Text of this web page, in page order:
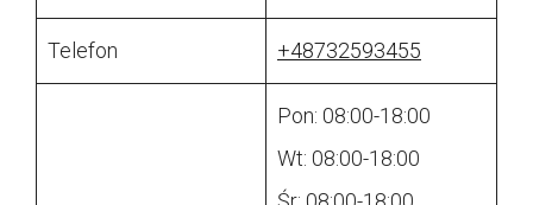
Telefon +48732593455
Pon: 08:00-18:00
Wt: 08:00-18:00